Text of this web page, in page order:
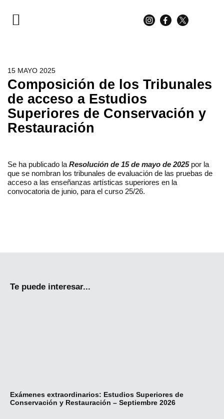
15 MAYO 2025
Composición de los Tribunales
de acceso a Estudios
Superiores de Conservación y
Restauración
Se ha publicado la Resolución de 15 de mayo de 2025por la
que se nombran los tribunales de evaluación de las pruebas de
acceso a las enseñanzas artísticas superiores en la
convocatoria de junio, para el curso 25/26.
Te puede interesar...
Exámenes extraordinarios: Estudios Superiores de
Conservación y Restauración – Septiembre 2026